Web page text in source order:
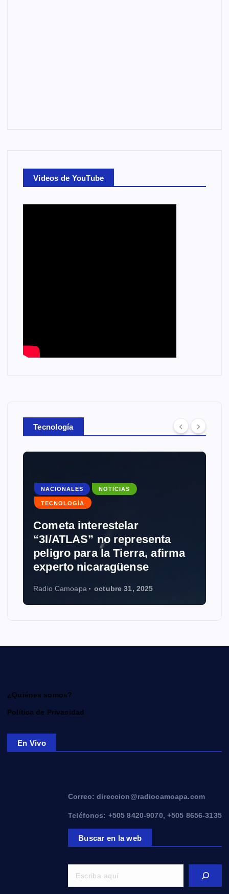
Videos de YouTube
Tecnología
NACIONALES NOTICIAS
TECNOLOGÍA
Cometa interestelar
“3I/ATLAS” no representa
peligro para la Tierra, afirma
experto nicaragüense
Radio Camoapa octubre 31, 2025
¿Quiénes somos?
Política de Privacidad
En Vivo
Correo: direccion@radiocamoapa.com
Teléfonos: +505 8420-9070, +505 8656-3135
Buscar en la web